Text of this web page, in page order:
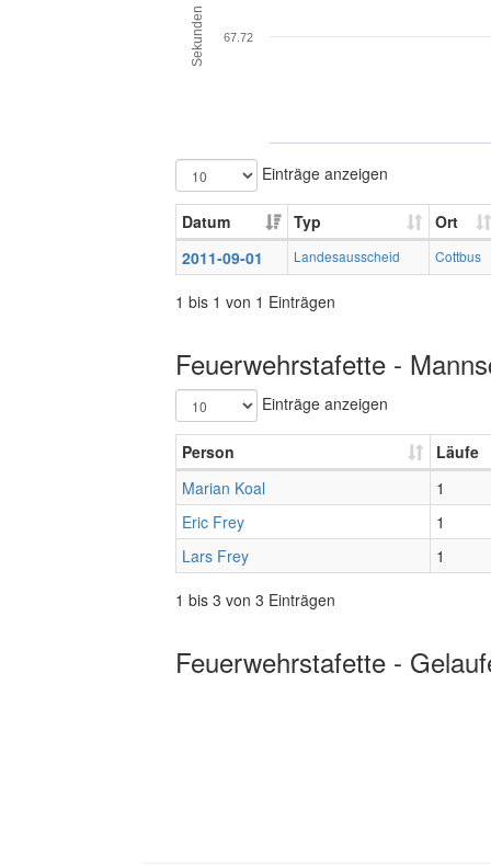
Sekunden 67.72
Einträge anzeigen
Datum Typ
Ort
2011-09-01
Landesausscheid Cottbus
1 bis 1 von 1 Einträgen
Feuerwehrstafette -
Einträge anzeigen
Person
Läufe
Marian Koal
1
Eric Frey
1
Lars Frey
1
1 bis 3 von 3 Einträgen
Feuerwehrstafette -